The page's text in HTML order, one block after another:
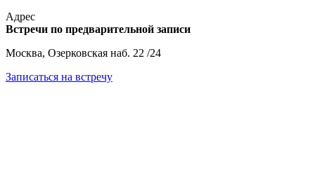
Адрес
Встречи по предварительной записи
Москва, Озерковская наб. 22 /24
Записаться на встречу